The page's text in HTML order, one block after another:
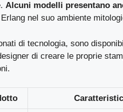
Alcuni modelli presentano
nel suo ambiente
di tecnologia, sono
di creare le proprie